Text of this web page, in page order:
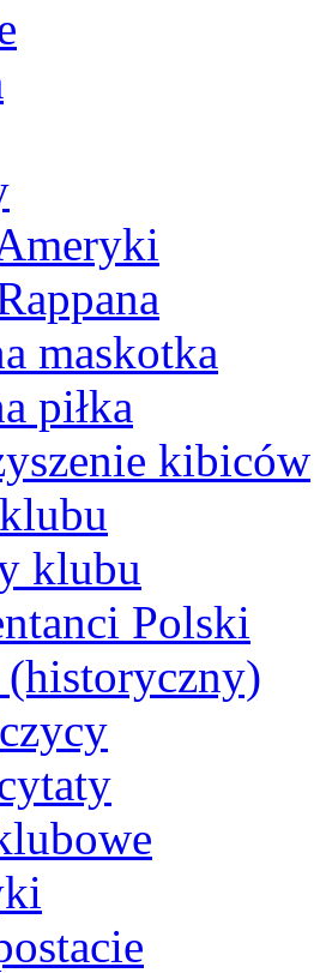
maskotka
piłka
kibiców
klubu
Polski
(historyczny)